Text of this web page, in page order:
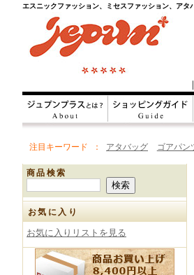
エスニックファッション、ミセスファッション、アタ
注目キーワード アタバッグ ゴアパン
商品検索
お気に入り
お気に入りリストを見る